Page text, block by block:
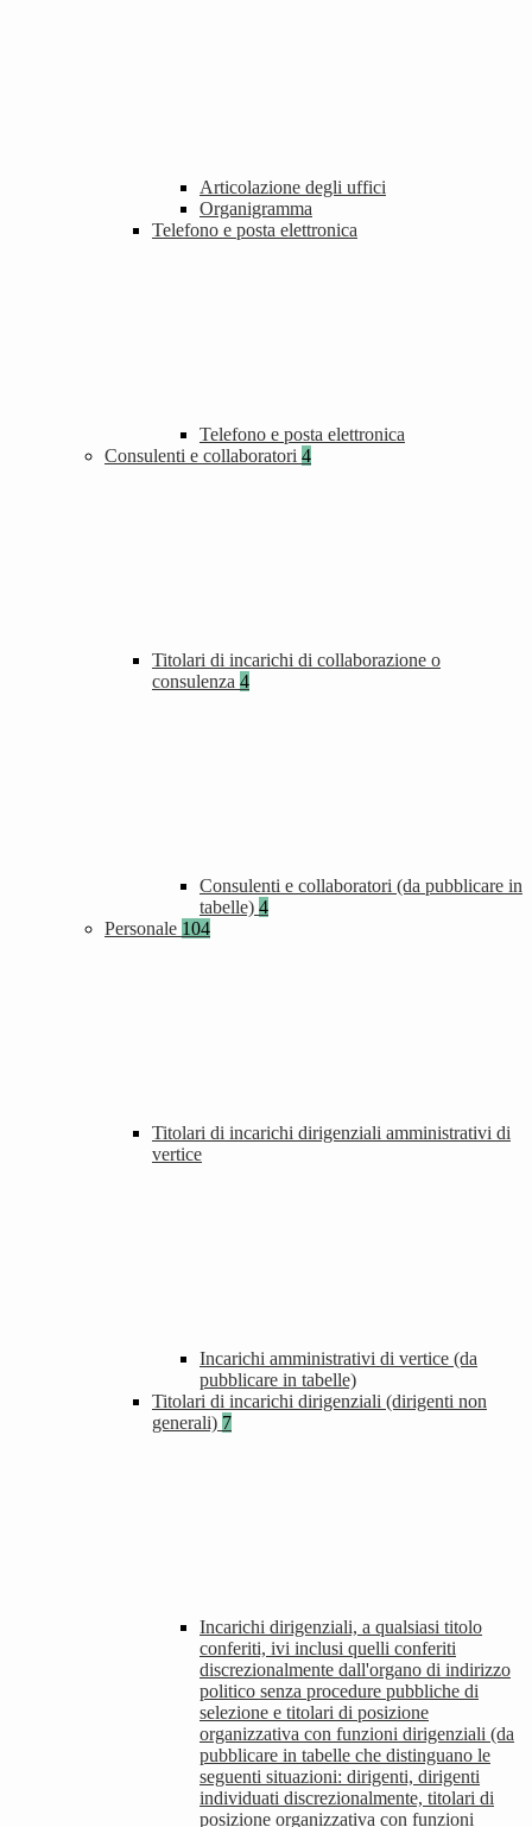
Articolazione degli uffici
Organigramma
Telefono e posta elettronica
Telefono e posta elettronica
Consulenti e collaboratori 4
Titolari di incarichi di collaborazione o
consulenza 4
Consulenti e collaboratori (da pubblicare in
tabelle) 4
Personale 104
Titolari di incarichi dirigenziali amministrativi di
vertice
Incarichi amministrativi di vertice (da
pubblicare in tabelle)
Titolari di incarichi dirigenziali (dirigenti non
generali) 7
Incarichi dirigenziali, a qualsiasi titolo
conferiti, ivi inclusi quelli conferiti
discrezionalmente dall'organo di indirizzo
politico senza procedure pubbliche di
selezione e titolari di posizione
organizzativa con funzioni dirigenziali (da
pubblicare in tabelle che distinguano le
seguenti situazioni: dirigenti, dirigenti
individuati discrezionalmente, titolari di
posizione organizzativa con funzioni